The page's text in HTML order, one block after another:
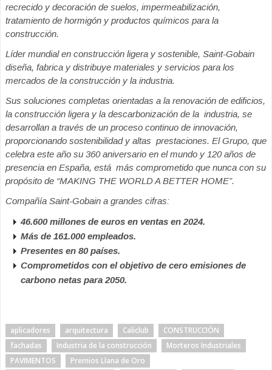
recrecido y decoración de suelos, impermeabilización,
tratamiento de hormigón y productos químicos para la
construcción.
Líder mundial en construcción ligera y sostenible, Saint-Gobain
diseña, fabrica y distribuye materiales y servicios para los
mercados de la construcción y la industria.
Sus soluciones completas orientadas a la renovación de edificios,
la construcción ligera y la descarbonización de la industria, se
desarrollan a través de un proceso continuo de innovación,
proporcionando sostenibilidad y altas prestaciones. El Grupo, que
celebra este año su 360 aniversario en el mundo y 120 años de
presencia en España, está más comprometido que nunca con su
propósito de “MAKING THE WORLD A BETTER HOME”.
Compañía Saint-Gobain a grandes cifras:
46.600 millones de euros en ventas en 2024.
Más de 161.000 empleados.
Presentes en 80 países.
Comprometidos con el objetivo de cero emisiones de
carbono netas para 2050.
aplicadores arquitectura Caliclub
CONSTRUCCIÓN
fachadas
Industria de la construcción
Morteros Industriales
PAVIMENTOS
Premios Llana de Oro